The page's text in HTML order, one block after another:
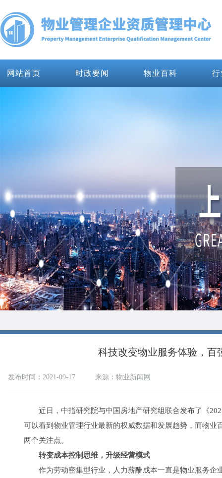
网站首页 时政要闻 物业百科 行
科技改变物业服务体验，百
发布时间：2021-09-17 来源：物业新闻网
近日，中指研究院与中国房地产研究组联合发布了《
可以看到物业管理行业最新的权威数据和发展趋势，而物
两个关注点。
转变成本控制思维，升级经营模式
作为劳动密集型行业，人力薪酬成本一直是物业服务企